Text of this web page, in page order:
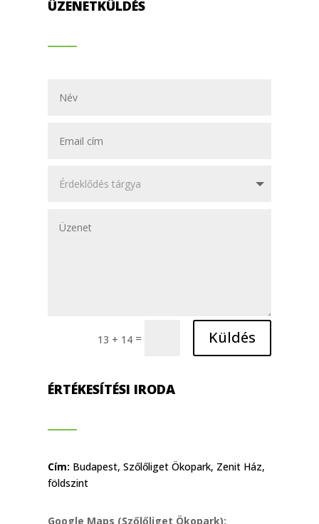
ÜZENETKÜLDÉS
13 + 14= Küldés
ÉRTÉKESÍTÉSI IRODA
Cím: Budapest, Szőlőliget Ökopark, Zenit Ház,
földszint
Google Maps (Szőlőliget Ökopark):